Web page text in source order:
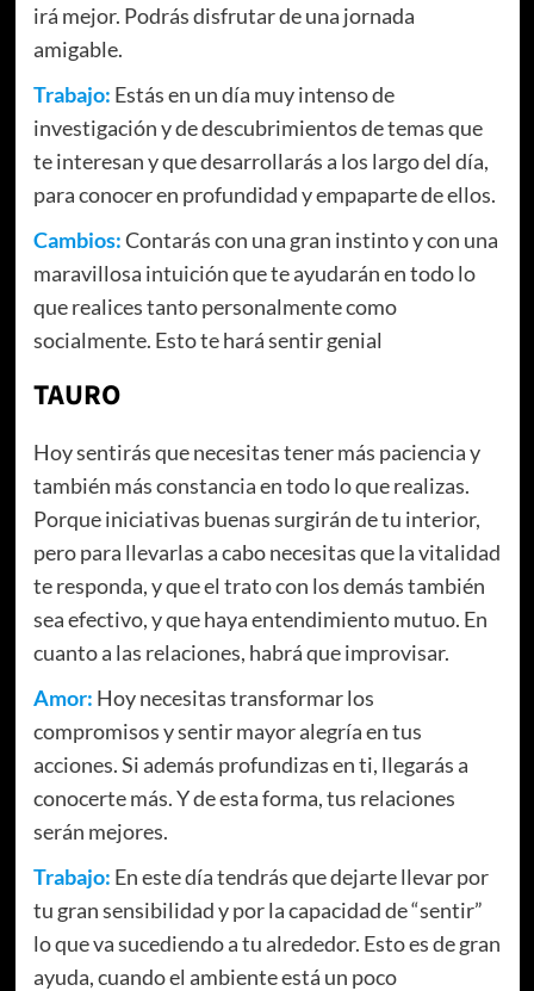
irá mejor. Podrás disfrutar de una jornada
amigable.
Trabajo: Estás en un día muy intenso de
investigación y de descubrimientos de temas que
te interesan y que desarrollarás a los largo del día,
para conocer en profundidad y empaparte de ellos.
Cambios:Contarás con una gran instinto y con una
maravillosa intuición que te ayudarán en todo lo
que realices tanto personalmente como
socialmente. Esto te hará sentir genial
TAURO
Hoy sentirás que necesitas tener más paciencia y
también más constancia en todo lo que realizas.
Porque iniciativas buenas surgirán de tu interior,
pero para llevarlas a cabo necesitas que la vitalidad
te responda, y que el trato con los demás también
sea efectivo, y que haya entendimiento mutuo. En
cuanto a las relaciones, habrá que improvisar.
Amor: Hoy necesitas transformar los
compromisos y sentir mayor alegría en tus
acciones. Si además profundizas en ti, llegarás a
conocerte más. Y de esta forma, tus relaciones
serán mejores.
Trabajo: En este día tendrás que dejarte llevar por
tu gran sensibilidad y por la capacidad de “sentir”
lo que va sucediendo a tu alrededor. Esto es de gran
ayuda, cuando el ambiente está un poco